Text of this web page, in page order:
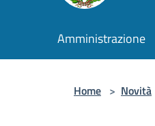
Amministrazione
Home > Novità